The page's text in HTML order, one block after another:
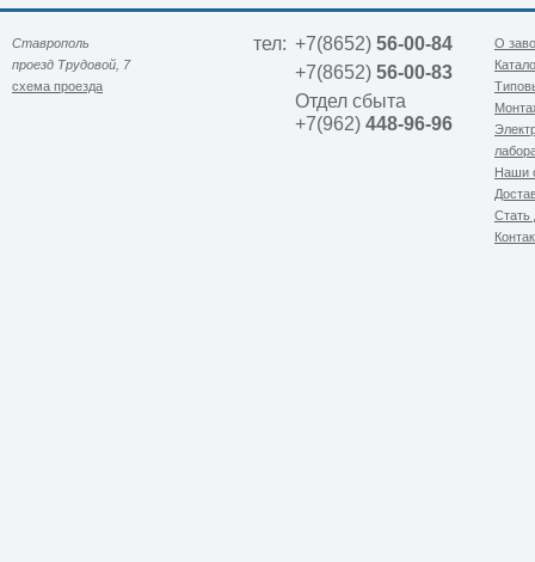
Ставрополь
проезд Трудовой, 7
схема проезда
тел: +7(8652) 56-00-84
+7(8652) 56-00-83
Отдел сбыта
+7(962) 448-96-96
О
Наши